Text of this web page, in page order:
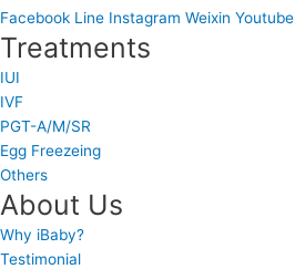
Facebook Line Instagram Weixin Youtube
Treatments
IUI
IVF
PGT-A/M/SR
Egg Freezeing
Others
About Us
Why iBaby?
Testimonial